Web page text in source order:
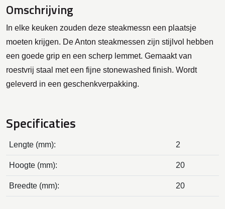
Omschrijving
In elke keuken zouden deze steakmessn een plaatsje
moeten krijgen. De Anton steakmessen zijn stijlvol hebben
een goede grip en een scherp lemmet. Gemaakt van
roestvrij staal met een fijne stonewashed finish. Wordt
geleverd in een geschenkverpakking.
Specificaties
Lengte (mm): 2
Hoogte (mm): 20
Breedte (mm): 20